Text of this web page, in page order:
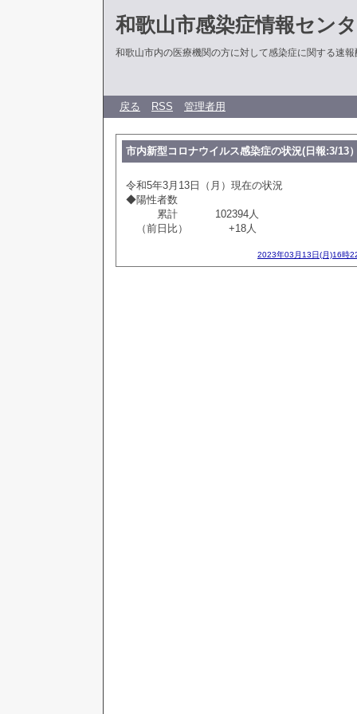
和歌山市感染症情報セン
和歌山市内の医療機関の方に対して感染症に関する速
戻る RSS 管理者用
市内新型コロナウイルス感染症の状況(日報:3/13
令和5年3月13日（月）現在の状況
◆陽性者数
累計 102394人
（前日比） +18人
2023年03月13日(月)16時